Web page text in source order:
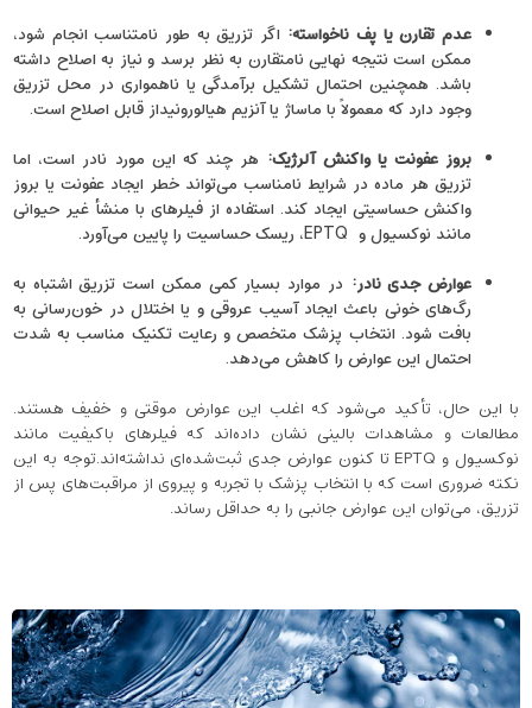
عدم تقارن یا پف ناخواسته: اگر تزریق به‌ طور نامتناسب انجام شود،
ممکن است نتیجه نهایی نامتقارن به نظر برسد و نیاز به اصلاح داشته
باشد. همچنین احتمال تشکیل برآمدگی یا ناهمواری در محل تزریق
وجود دارد که معمولاً با ماساژ یا آنزیم هیالورونیداز قابل اصلاح است.
بروز عفونت یا واکنش آلرژیک: هر چند که این مورد نادر است، اما
تزریق هر ماده در شرایط نامناسب می‌تواند خطر ایجاد عفونت یا بروز
واکنش حساسیتی ایجاد کند. استفاده از فیلرهای با منشأ غیر حیوانی
مانند نوکسیول و EPTQ، ریسک حساسیت را پایین می‌آورد.
عوارض جدی نادر: در موارد بسیار کمی ممکن است تزریق اشتباه به
رگ‌های خونی باعث ایجاد آسیب عروقی و یا اختلال در خون‌رسانی به
بافت شود. انتخاب پزشک متخصص و رعایت تکنیک مناسب به شدت
احتمال این عوارض را کاهش می‌دهد.
با این حال، تأکید می‌شود که اغلب این عوارض موقتی و خفیف هستند.
مطالعات و مشاهدات بالینی نشان داده‌اند که فیلرهای باکیفیت مانند
نوکسیول و EPTQ تا کنون عوارض جدی ثبت‌شده‌ای نداشته‌اند.توجه به این
نکته ضروری است که با انتخاب پزشک با تجربه و پیروی از مراقبت‌های پس از
تزریق، می‌توان این عوارض جانبی را به حداقل رساند.